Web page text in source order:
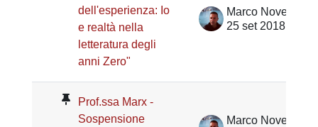
dell'esperienza: Io
e realtà nella
letteratura degli
anni Zero"
Marco Noventa
25 set 2018
Prof.ssa Marx -
Sospensione
Marco Noventa